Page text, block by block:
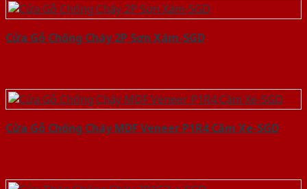
Cửa Gỗ Chống Cháy 2P Sơn Xám-SGD
Cửa Gỗ Chống Cháy MDF Veneer P1R4 Căm Xe-SGD